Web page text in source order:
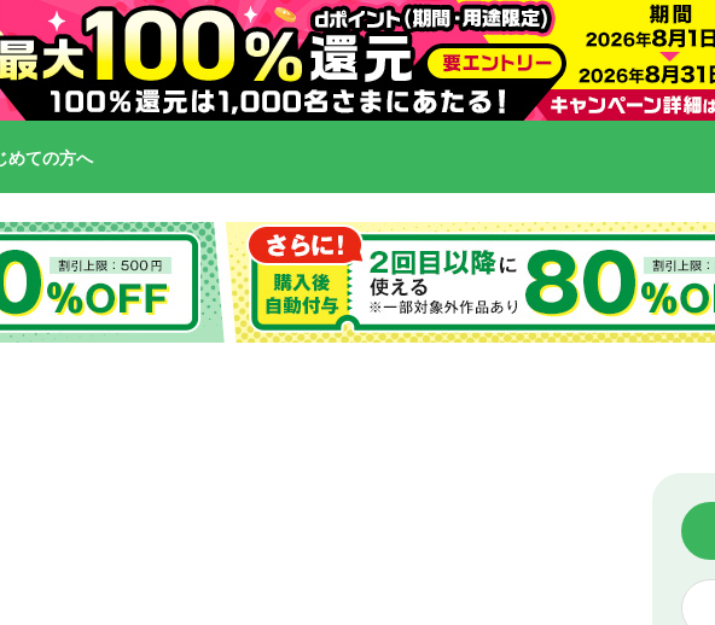
めての方へ